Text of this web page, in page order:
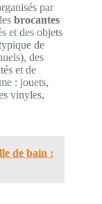
par
brocantes
et des objets
de
des
et de
: jouets,
vinyles,
de bain :